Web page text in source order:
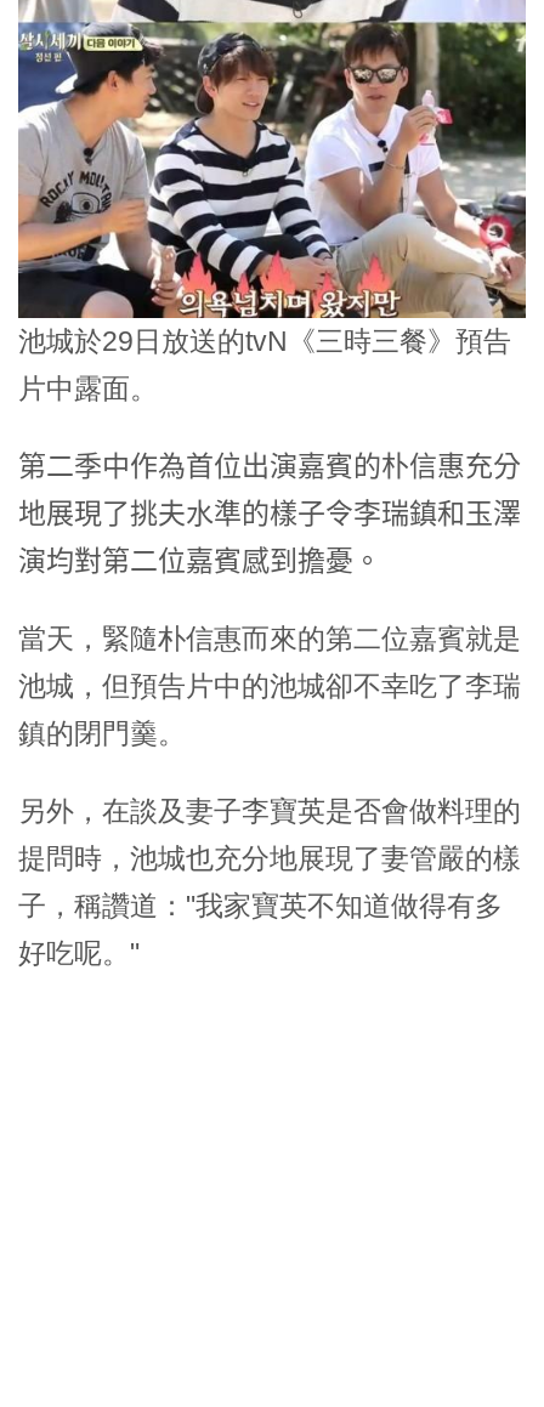
池城於29日放送的tvN《三時三餐》預告
片中露面。
第二季中作為首位出演嘉賓的朴信惠充分
地展現了挑夫水準的樣子令李瑞鎮和玉澤
演均對第二位嘉賓感到擔憂。
當天，緊隨朴信惠而來的第二位嘉賓就是
池城，但預告片中的池城卻不幸吃了李瑞
鎮的閉門羹。
另外，在談及妻子李寶英是否會做料理的
提問時，池城也充分地展現了妻管嚴的樣
子，稱讚道："我家寶英不知道做得有多
好吃呢。"